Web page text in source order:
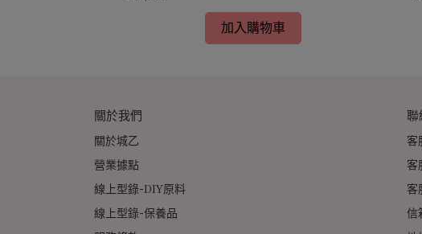
加入購物車
關於我們
關於城乙
營業據點
線上型錄-DIY原料
線上型錄-保養品
聯
客
客
客
信